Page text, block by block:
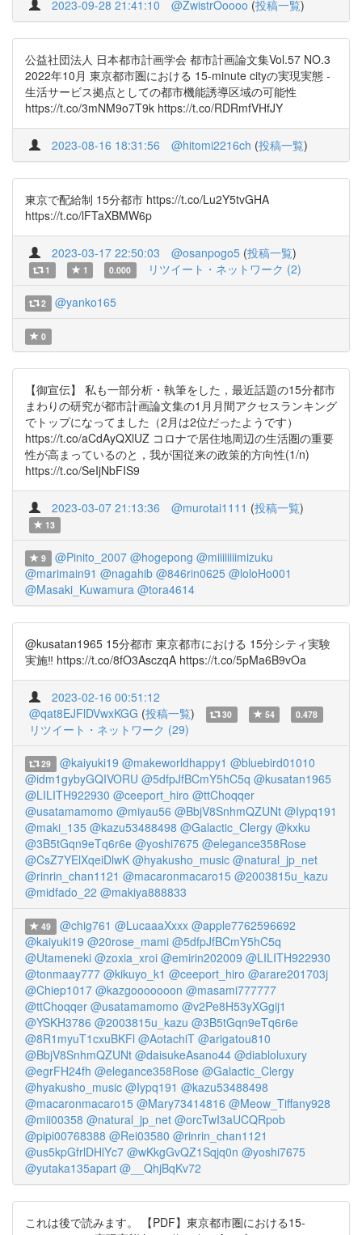
2023-09-28 21:41:10 @ZwistrOoooo (投稿一覧)
公益社団法人 日本都市計画学会 都市計画論文集Vol.57 NO.3
2022年10月 東京都市圏における 15-minute cityの実現実態 -
生活サービス拠点としての都市機能誘導区域の可能性
https://t.co/3mNM9o7T9k https://t.co/RDRmfVHfJY
2023-08-16 18:31:56 @hitomi2216ch (投稿一覧)
東京で配給制 15分都市 https://t.co/Lu2Y5tvGHA
https://t.co/lFTaXBMW6p
2023-03-17 22:50:03 @osanpogo5 (投稿一覧)
1 1 0.000 リツイート・ネットワーク (2)
2 @yanko165
0
【御宣伝】 私も一部分析・執筆をした，最近話題の15分都市
まわりの研究が都市計画論文集の1月月間アクセスランキング
でトップになってました（2月は2位だったようです）
https://t.co/aCdAyQXlUZ コロナで居住地周辺の生活圏の重要
性が高まっているのと，我が国従来の政策的方向性(1/n)
https://t.co/SeIjNbFIS9
2023-03-07 21:13:36 @murotai1111 (投稿一覧)
13
9 @Pinito_2007 @hogepong @miiiiiiiimizuku
@marimain91 @nagahib @846rin0625 @loloHo001
@Masaki_Kuwamura @tora4614
@kusatan1965 15分都市 東京都市における 15分シティ実験
実施‼️ https://t.co/8fO3AsczqA https://t.co/5pMa6B9vOa
2023-02-16 00:51:12
@qat8EJFlDVwxKGG (投稿一覧) 30 54 0.478
リツイート・ネットワーク (29)
29 @kaiyuki19 @makeworldhappy1 @bluebird01010
@idm1gybyGQIVORU @5dfpJfBCmY5hC5q @kusatan1965
@LILITH922930 @ceeport_hiro @ttChoqqer
@usatamamomo @miyau56 @BbjV8SnhmQZUNt @Iypq191
@maki_135 @kazu53488498 @Galactic_Clergy @kxku
@3B5tGqn9eTq6r6e @yoshi7675 @elegance358Rose
@CsZ7YElXqeiDlwK @hyakusho_music @natural_jp_net
@rinrin_chan1121 @macaronmacaro15 @2003815u_kazu
@midfado_22 @makiya888833
49 @chig761 @LucaaaXxxx @apple7762596692
@kaiyuki19 @20rose_mami @5dfpJfBCmY5hC5q
@Utameneki @zoxia_xroi @emirin202009 @LILITH922930
@tonmaay777 @kikuyo_k1 @ceeport_hiro @arare201703j
@Chiep1017 @kazgooooooon @masami777777
@ttChoqqer @usatamamomo @v2Pe8H53yXGgij1
@YSKH3786 @2003815u_kazu @3B5tGqn9eTq6r6e
@8R1myuT1cxuBKFl @AotachiT @arigatou810
@BbjV8SnhmQZUNt @daisukeAsano44 @diabloluxury
@egrFH24fh @elegance358Rose @Galactic_Clergy
@hyakusho_music @Iypq191 @kazu53488498
@macaronmacaro15 @Mary73414816 @Meow_Tiffany928
@mii00358 @natural_jp_net @orcTwI3aUCQRpob
@pipi00768388 @Rei03580 @rinrin_chan1121
@us5kpGfrlDHlYc7 @wKkgGvQZ1Sqjq0n @yoshi7675
@yutaka135apart @__QhjBqKv72
これは後で読みます。 【PDF】東京都市圏における15-